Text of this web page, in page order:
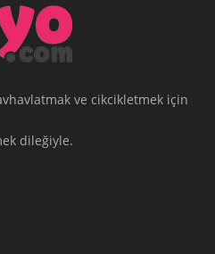
ve cikcikletmek için
dileğiyle.